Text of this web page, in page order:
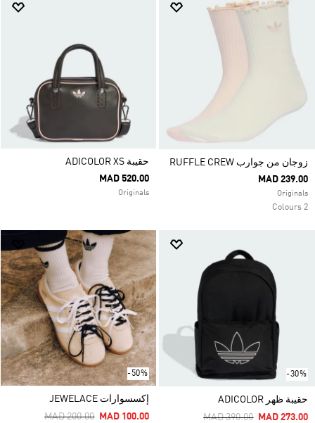
زوجان من جوارب RUFFLE CREW
MAD 239.00
Originals
2 Colours
حقيبة ADICOLOR XS
MAD 520.00
Originals
-30%
حقيبة ظهر ADICOLOR
Price Reduced From
MAD 390.00ToMAD 273.00
-50%
إكسسوارات JEWELACE
Price Reduced From
MAD 200.00ToMAD 100.00